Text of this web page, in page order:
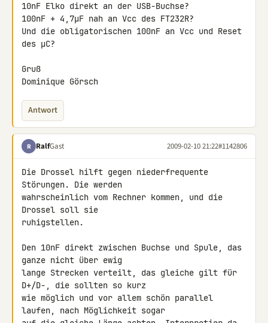
10nF Elko direkt an der USB-Buchse?
100nF + 4,7µF nah an Vcc des FT232R?
Und die obligatorischen 100nF an Vcc und Reset
des µC?
Gruß
Dominique Görsch
Antwort
R RalfGast 2009-02-10 21:22#1142806
Die Drossel hilft gegen niederfrequente
Störungen. Die werden
wahrscheinlich vom Rechner kommen, und die
Drossel soll sie
ruhigstellen.
Den 10nF direkt zwischen Buchse und Spule, das
ganze nicht über ewig
lange Strecken verteilt, das gleiche gilt für
D+/D-, die sollten so kurz
wie möglich und vor allem schön parallel
laufen, nach Möglichkeit sogar